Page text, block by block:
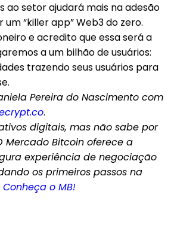
ao setor ajudará mais na adesão
“killer app” Web3 do zero.
e acredito que essa será a
a um bilhão de usuários:
trazendo seus usuários para
Pereira do Nascimento com
.
digitais, mas não sabe por
Mercado Bitcoin oferece a
experiência de negociação
os primeiros passos na
Conheça o MB!